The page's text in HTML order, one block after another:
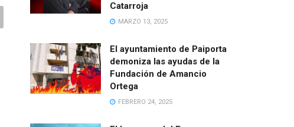
Catarroja
MARZO 13, 2025
El ayuntamiento de Paiporta
demoniza las ayudas de la
Fundación de Amancio
Ortega
FEBRERO 24, 2025